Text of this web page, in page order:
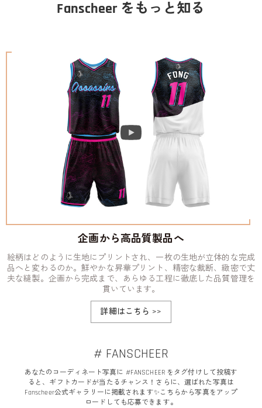
Fanscheer をもっと知る
企画から高品質製品へ
絵柄はどのように生地にプリントされ、一枚の生地が立体的な完成
品へと変わるのか。鮮やかな昇華プリント、精密な裁断、緻密で丈
夫な縫製。企画から完成まで、あらゆる工程に徹底した品質管理を
貫いています。
詳細はこちら >>
# FANSCHEER
あなたのコーディネート写真に #FANSCHEER をタグ付けして投稿す
ると、ギフトカードが当たるチャンス！さらに、選ばれた写真は
Fanscheer公式ギャラリーに掲載されます✨こちらから写真をアップ
ロードしても応募できます。